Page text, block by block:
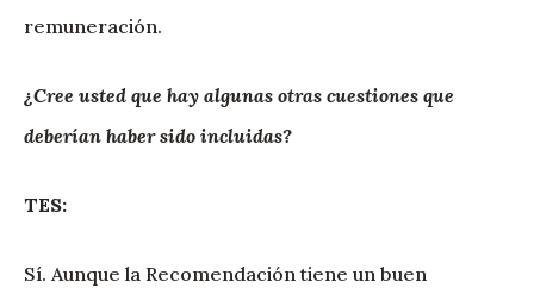
remuneración.
¿Cree usted que hay algunas otras cuestiones que
deberían haber sido incluidas?
TES:
Sí. Aunque la Recomendación tiene un buen